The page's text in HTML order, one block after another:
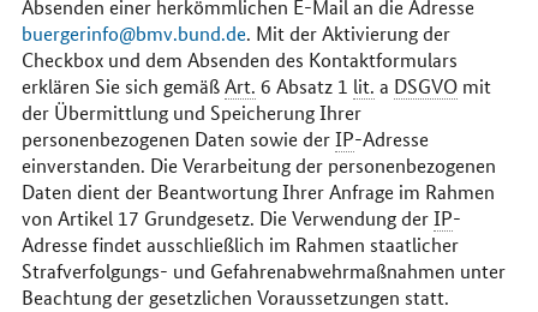
Absenden einer herkömmlichen E-Mail an die Adresse
buergerinfo@bmv.bund.de. Mit der Aktivierung der
Checkboxund dem Absenden des Kontaktformulars
erklären Sie sich gemäßArt. 6 Absatz 1 lit. a DSGVOmit
der Übermittlung und Speicherung Ihrer
personenbezogenen Daten sowie derIP-Adresse
einverstanden. Die Verarbeitung der personenbezogenen
Daten dient der Beantwortung Ihrer Anfrage im Rahmen
von Artikel 17 Grundgesetz. Die Verwendung derIP-
Adresse findet ausschließlich im Rahmen staatlicher
Strafverfolgungs- und Gefahrenabwehrmaßnahmen unter
Beachtung der gesetzlichen Voraussetzungen statt.